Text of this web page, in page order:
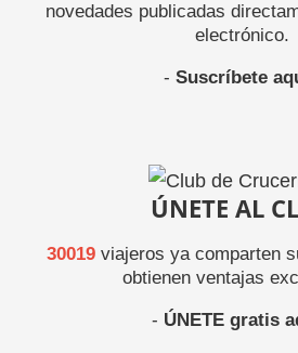
novedades publicadas
electrónico.
- Suscríbete
ÚNETE AL
30019viajeros ya comparten
obtienen ventajas
- ÚNETE gratis